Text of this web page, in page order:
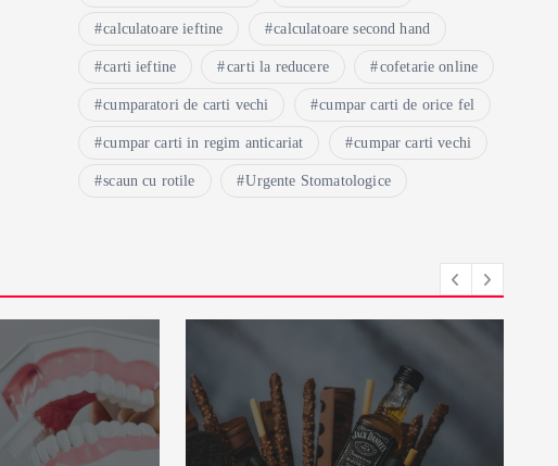
calculatoare ieftine calculatoare second hand
carti ieftine carti la reducere cofetarie online
cumparatori de carti vechi cumpar carti de orice fel
cumpar carti in regim anticariat cumpar carti vechi
scaun cu rotile Urgente Stomatologice